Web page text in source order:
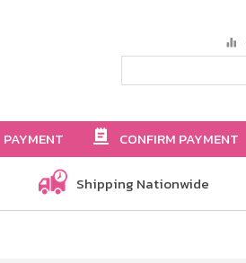
PAYMENT CONFIRM PAYMENT
Shipping Nationwide